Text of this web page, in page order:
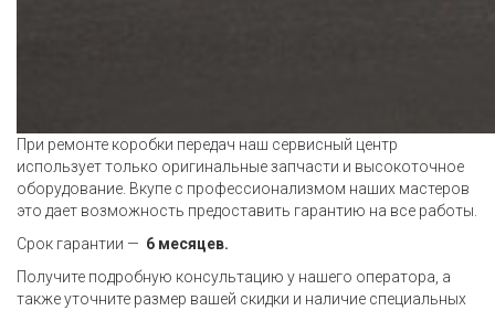
При ремонте коробки передач наш сервисный центр
использует только оригинальные запчасти и высокоточное
оборудование. Вкупе с профессионализмом наших мастеров
это дает возможность предоставить гарантию на все работы.
Срок гарантии — 6 месяцев.
Получите подробную консультацию у нашего оператора, а
также уточните размер вашей скидки и наличие специальных